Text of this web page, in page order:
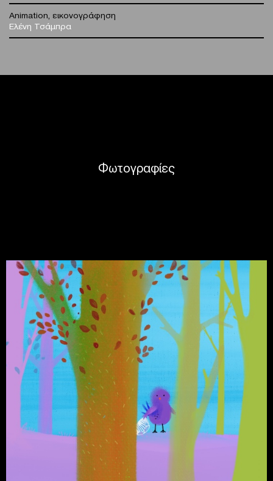
Animation, εικονογράφηση
Ελένη Τσάμπρα
Φωτογραφίες